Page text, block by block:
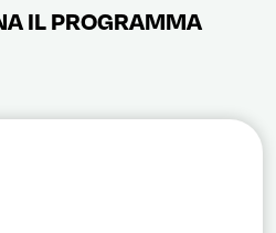
IL PROGRAMMA